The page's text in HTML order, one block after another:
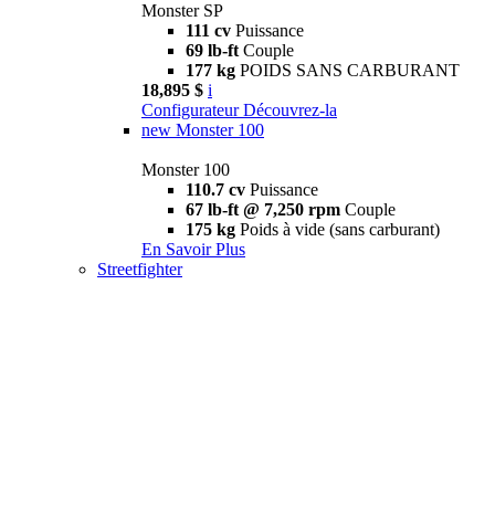
Monster SP
111 cv Puissance
69 lb-ft Couple
177 kg POIDS SANS CARBURANT
18,895 $ i
Configurateur Découvrez-la
new Monster 100
Monster 100
110.7 cv Puissance
67 lb-ft @ 7,250 rpm Couple
175 kg Poids à vide (sans carburant)
En Savoir Plus
Streetfighter